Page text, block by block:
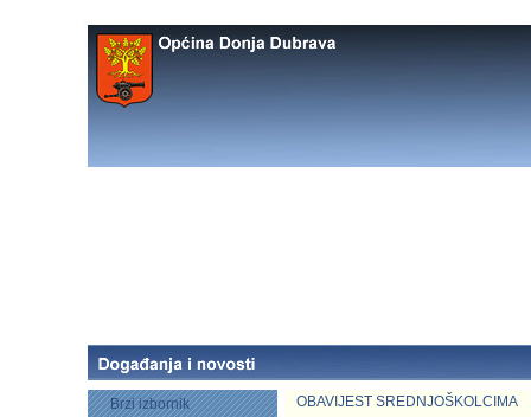
Brzi izbornik OBAVIJEST SREDNJOŠKOLCIMA